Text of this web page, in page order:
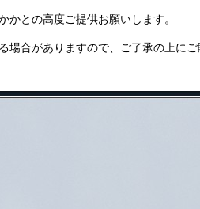
かとの高度ご提供お願いします。
場合がありますので、ご了承の上に